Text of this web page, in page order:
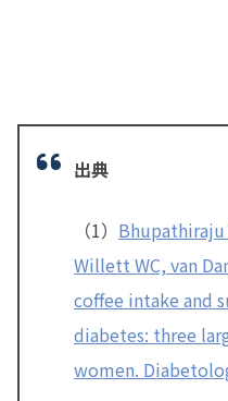
出典
（1） Bhupathiraju
Willett WC, van
coffee intake and
diabetes: three
women.